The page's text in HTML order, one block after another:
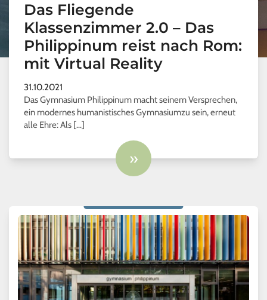
Das Fliegende
Klassenzimmer 2.0 – Das
Philippinum reist nach Rom:
mit Virtual Reality
31.10.2021
Das Gymnasium Philippinum macht seinem Versprechen,
ein modernes humanistisches Gymnasiumzu sein, erneut
alle Ehre: Als […]
»